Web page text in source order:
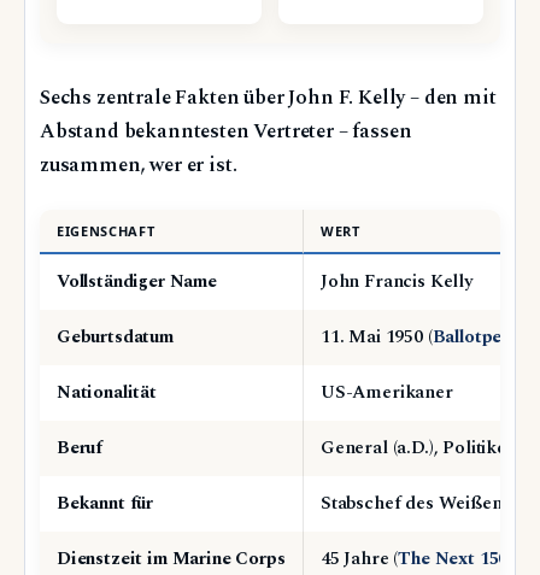
Sechs zentrale Fakten über John F. Kelly – den mit
Abstand bekanntesten Vertreter – fassen
zusammen, wer er ist.
EIGENSCHAFT WERT
Vollständiger Name
John Francis Kelly
Geburtsdatum
11. Mai 1950 (Ballotpedia
Nationalität
US-Amerikaner
Beruf
General (a.D.), Politiker
Bekannt für
Stabschef des Weißen
Dienstzeit im Marine Corps
45 Jahre (The Next 150 /